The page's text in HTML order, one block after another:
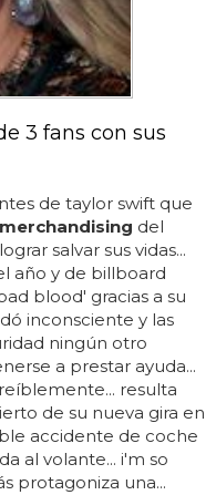
3 fans con sus
de taylor swift que
merchandising del
salvar sus vidas...
año y de billboard
blood' gracias a su
inconsciente y las
ningún otro
a prestar ayuda...
resulta
de su nueva gira en
accidente de coche
al volante... i'm so
protagoniza una...